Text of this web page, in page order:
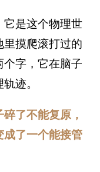
是这个物理世
摸爬滚打过的
字，它在脑子
迹。
了不能复原，
了一个能接管